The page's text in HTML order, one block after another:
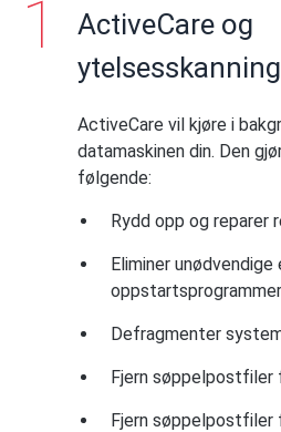
ActiveCare og
ytelsesskanning
ActiveCare vil kjøre i
datamaskinen din. Den
følgende:
Rydd opp og reparer
Eliminer
oppstartsprogrammer
Defragmenter
Fjern
Fjern søppelpostfiler